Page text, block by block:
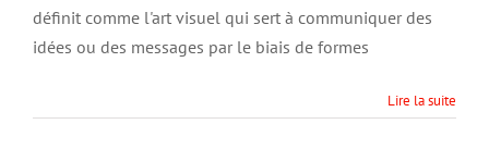
définit comme l'art visuel qui sert à communiquer des
idées ou des messages par le biais de formes
Lire la suite